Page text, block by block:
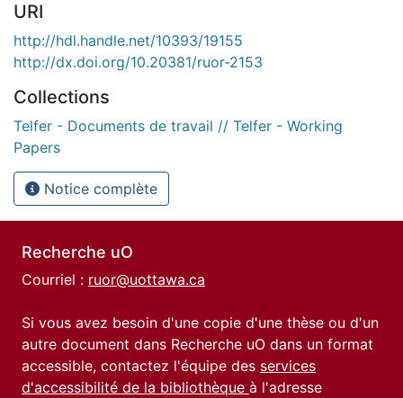
URI
http://hdl.handle.net/10393/19155
http://dx.doi.org/10.20381/ruor-2153
Collections
Telfer - Documents de travail // Telfer - Working
Papers
Notice complète
Recherche uO
Courriel : ruor@uottawa.ca
Si vous avez besoin d'une copie d'une thèse ou d'un
autre document dans Recherche uO dans un format
accessible, contactez l'équipe des services
d'accessibilité de la bibliothèque à l'adresse